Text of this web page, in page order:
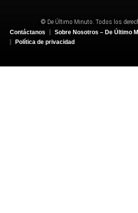
© De Último Minuto. Todos los
Contáctanos
Sobre Nosotros – De Último
Política de privacidad